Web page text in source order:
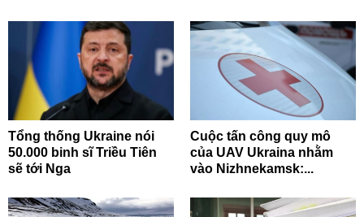
Tổng thống Ukraine nói
50.000 binh sĩ Triều Tiên
sẽ tới Nga
Cuộc tấn công quy mô
của UAV Ukraina nhằm
vào Nizhnekamsk:...